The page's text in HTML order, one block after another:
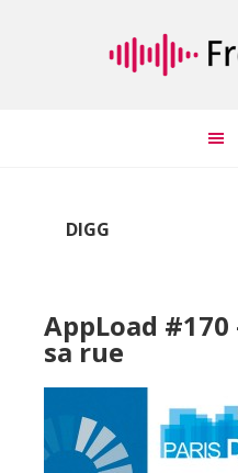
DIGG
AppLoad
sa rue